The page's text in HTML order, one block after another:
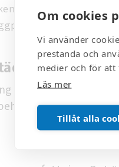
Om cookies
Vi använder
prestanda och
medier och för att
Läs mer
Tillåt alla
och socklar,
till?
som behövs för att
är tillgång till